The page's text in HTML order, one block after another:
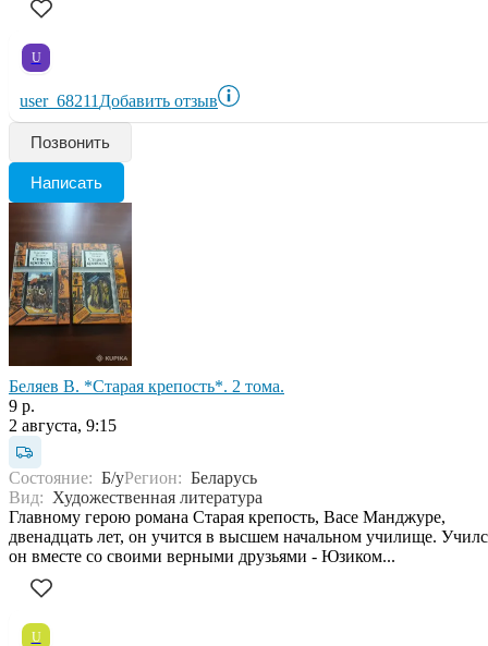
U
user_68211 Добавить отзыв
Позвонить
Написать
Беляев В. *Старая крепость*. 2 тома.
9 р.
2 августа, 9:15
Состояние: Б/уРегион: Беларусь
Вид: Художественная литература
Главному герою романа Старая крепость, Васе Манджуре,
двенадцать лет, он учится в высшем начальном училище.
он вместе со своими верными друзьями - Юзиком...
U